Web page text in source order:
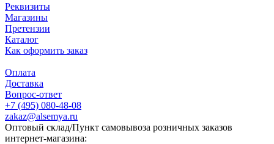
Реквизиты
Магазины
Претензии
Каталог
Как оформить заказ
Оплата
Доставка
Вопрос-ответ
+7 (495) 080-48-08
zakaz@alsemya.ru
Оптовый склад/Пункт самовывоза розничных заказов
интернет-магазина: